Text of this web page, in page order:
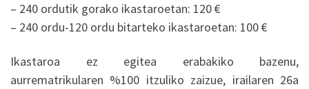
– 240 ordutik gorako ikastaroetan: 120 €
– 240 ordu-120 ordu bitarteko ikastaroetan: 100 €
Ikastaroa ez egitea erabakiko bazenu,
aurrematrikularen %100 itzuliko zaizue, irailaren 26a